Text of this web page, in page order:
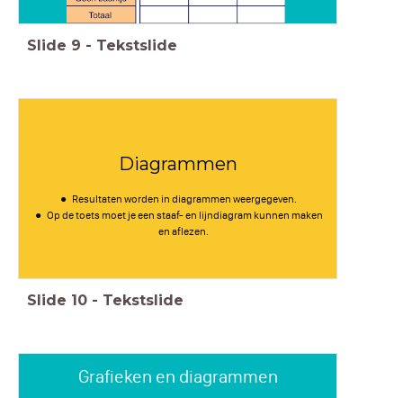
Slide 9 - Tekstslide
Diagrammen
Resultaten worden in diagrammen weergegeven.
Op de toets moet je een staaf- en lijndiagram kunnen maken
en aflezen.
Slide 10 - Tekstslide
Grafieken en diagrammen